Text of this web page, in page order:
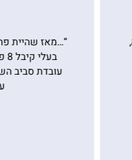
פה השפע זורם מכל כיוון.
בעלי קיבל 8 פרויקטים חדשים, אני
סביב השעון. את קוסמת! תודה